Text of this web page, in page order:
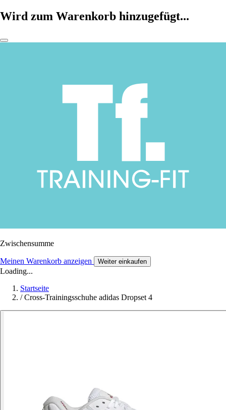
Wird zum Warenkorb hinzugefügt...
Zwischensumme
Meinen Warenkorb anzeigen Weiter einkaufen
Loading...
Startseite
/ Cross-Trainingsschuhe adidas Dropset 4